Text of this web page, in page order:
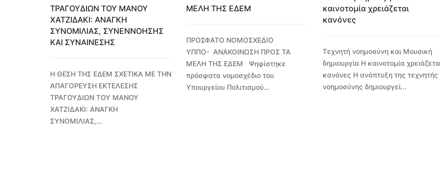
ΤΡΑΓΟΥΔΙΩΝ ΤΟΥ ΜΑΝΟΥ
ΧΑΤΖΙΔΑΚΙ: ΑΝΑΓΚΗ
ΣΥΝΟΜΙΛΙΑΣ, ΣΥΝΕΝΝΟΗΣΗΣ
ΚΑΙ ΣΥΝΑΙΝΕΣΗΣ
Η ΘΕΣΗ ΤΗΣ ΕΔΕΜ ΣΧΕΤΙΚΑ ΜΕ ΤΗΝ
ΑΠΑΓΟΡΕΥΣΗ ΕΚΤΕΛΕΣΗΣ
ΤΡΑΓΟΥΔΙΩΝ ΤΟΥ ΜΑΝΟΥ
ΧΑΤΖΙΔΑΚΙ: ΑΝΑΓΚΗ
ΣΥΝΟΜΙΛΙΑΣ,...
ΜΕΛΗ ΤΗΣ ΕΔΕΜ
ΠΡΟΣΦΑΤΟ ΝΟΜΟΣΧΕΔΙΟ
ΥΠΠΟ- ΑΝΑΚΟΙΝΩΣΗ ΠΡΟΣ ΤΑ
ΜΕΛΗ ΤΗΣ ΕΔΕΜ Ψηφίστηκε
πρόσφατα νομοσχέδιο του
Υπουργείου Πολιτισμού...
καινοτομία χρειάζεται
κανόνες
Τεχνητή νοημοσύνη και Μουσική
δημιουργία Η καινοτομία
κανόνες Η ανάπτυξη της τεχνητής
νοημοσύνης δημιουργεί...